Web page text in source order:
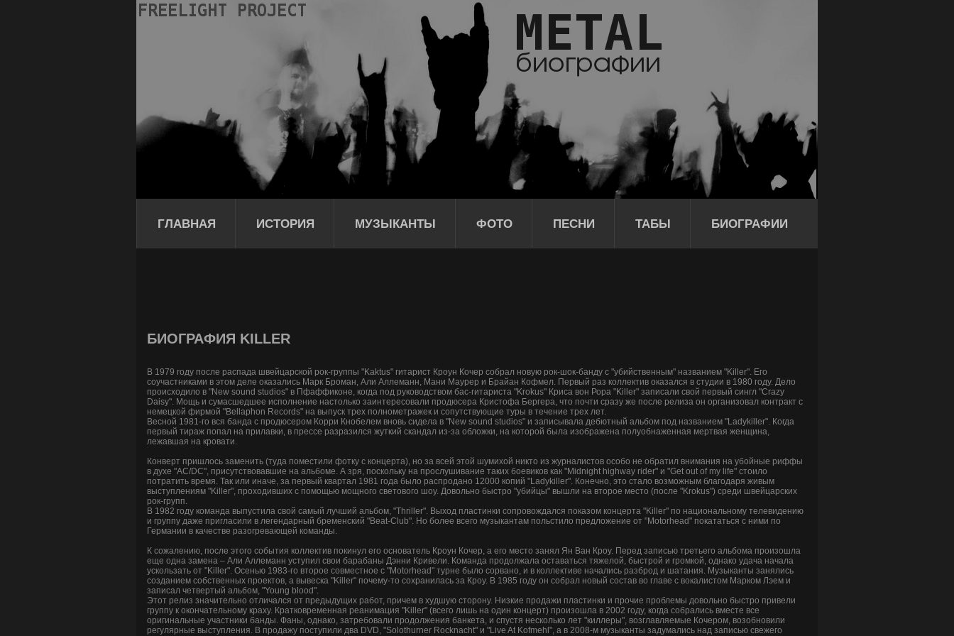
ГЛАВНАЯ ИСТОРИЯ МУЗЫКАНТЫ ФОТО ПЕСНИ ТАБЫ БИОГРАФИИ
БИОГРАФИЯ KILLER
В 1979 году после распада швейцарской рок-группы "Kaktus" гитарист Кроун Кочер собрал новую рок-шок-банду с "убийственным" названием "Killer". Его
соучастниками в этом деле оказались Марк Броман, Али Аллеманн, Мани Маурер и Брайан Кофмел. Первый раз коллектив оказался в студии в 1980 году. Дело
происходило в "New sound studios" в Пфаффиконе, когда под руководством бас-гитариста "Krokus" Криса вон Рора "Killer" записали свой первый сингл "Crazy
Daisy". Мощь и сумасшедшее исполнение настолько заинтересовали продюсера Кристофа Бергера, что почти сразу же после релиза он организовал контракт с
немецкой фирмой "Bellaphon Records" на выпуск трех полнометражек и сопутствующие туры в течение трех лет.
Весной 1981-го вся банда с продюсером Корри Кнобелем вновь сидела в "New sound studios" и записывала дебютный альбом под названием "Ladykiller". Когда
первый тираж попал на прилавки, в прессе разразился жуткий скандал из-за обложки, на которой была изображена полуобнаженная мертвая женщина,
лежавшая на кровати.
Конверт пришлось заменить (туда поместили фотку с концерта), но за всей этой шумихой никто из журналистов особо не обратил внимания на убойные риффы
в духе "AC/DC", присутствовавшие на альбоме. А зря, поскольку на прослушивание таких боевиков как "Midnight highway rider" и "Get out of my life" стоило
потратить время. Так или иначе, за первый квартал 1981 года было распродано 12000 копий "Ladykiller". Конечно, это стало возможным благодаря живым
выступлениям "Killer", проходивших с помощью мощного светового шоу. Довольно быстро "убийцы" вышли на второе место (после "Krokus") среди швейцарских
рок-групп.
В 1982 году команда выпустила свой самый лучший альбом, "Thriller". Выход пластинки сопровождался показом концерта "Killer" по национальному телевидению
и группу даже пригласили в легендарный бременский "Beat-Club". Но более всего музыкантам польстило предложение от "Motorhead" покататься с ними по
Германии в качестве разогревающей команды.
К сожалению, после этого события коллектив покинул его основатель Кроун Кочер, а его место занял Ян Ван Кроу. Перед записью третьего альбома произошла
еще одна замена – Али Аллеманн уступил свои барабаны Дэнни Кривели. Команда продолжала оставаться тяжелой, быстрой и громкой, однако удача начала
ускользать от "Killer". Осенью 1983-го второе совместное с "Motorhead" турне было сорвано, и в коллективе начались разброд и шатания. Музыканты занялись
созданием собственных проектов, а вывеска "Killer" почему-то сохранилась за Кроу. В 1985 году он собрал новый состав во главе с вокалистом Марком Лэем и
записал четвертый альбом, "Young blood".
Этот релиз значительно отличался от предыдущих работ, причем в худшую сторону. Низкие продажи пластинки и прочие проблемы довольно быстро привели
группу к окончательному краху. Кратковременная реанимация "Killer" (всего лишь на один концерт) произошла в 2002 году, когда собрались вместе все
оригинальные участники банды. Фаны, однако, затребовали продолжения банкета, и спустя несколько лет "киллеры", возглавляемые Кочером, возобновили
регулярные выступления. В продажу поступили два DVD, "Solothurner Rocknacht" и "Live At Kofmehl", а в 2008-м музыканты задумались над записью свежего